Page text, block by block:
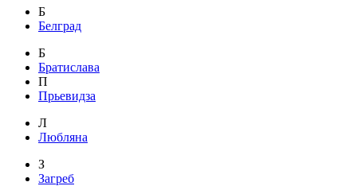
Б
Белград
Б
Братислава
П
Прьевидза
Л
Любляна
З
Загреб